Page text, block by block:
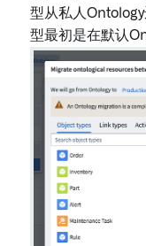
型从私人
型最初是在默认